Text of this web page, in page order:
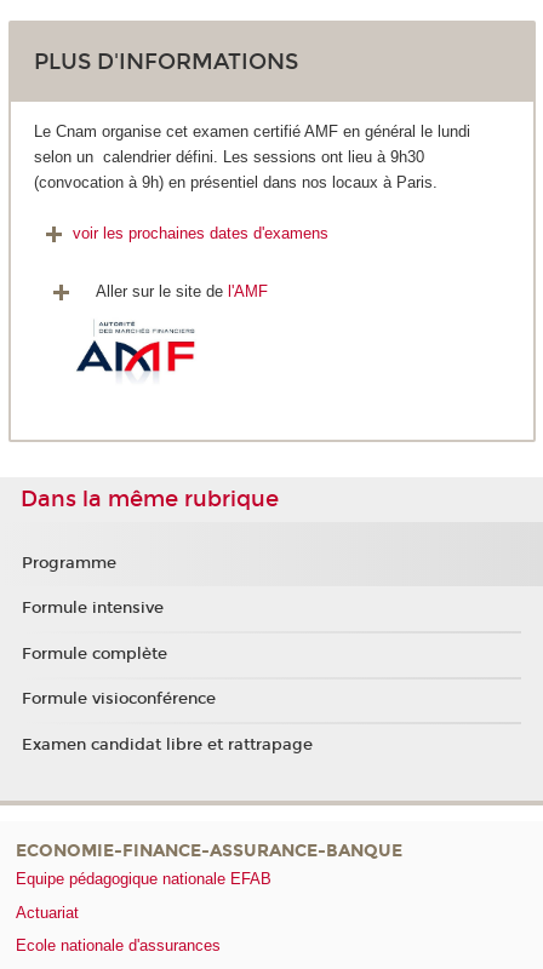
PLUS D'INFORMATIONS
Le Cnam organise cet examen certifié AMF en général le lundi
selon un calendrier défini. Les sessions ont lieu à 9h30
(convocation à 9h) en présentiel dans nos locaux à Paris.
voir les prochaines dates d'examens
Aller sur le site de l'AMF
Dans la même rubrique
Programme
Formule intensive
Formule complète
Formule visioconférence
Examen candidat libre et rattrapage
ECONOMIE-FINANCE-ASSURANCE-BANQUE
Equipe pédagogique nationale EFAB
Actuariat
Ecole nationale d'assurances